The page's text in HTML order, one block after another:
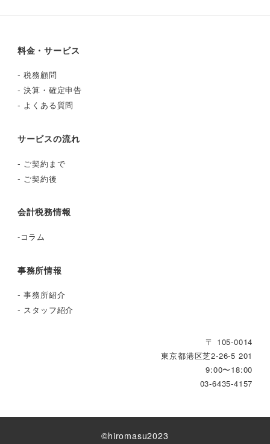
料金・サービス
-税務顧問
-決算・確定申告
- よくある質問
サービスの流れ
- ご契約まで
- ご契約後
会計税務情報
-コラム
事務所情報
-事務所紹介
- スタッフ紹介
〒 105-0014
東京都港区芝2‐26‐5 201
9:00〜18:00
03-6435-4157
©︎hiromasu2023